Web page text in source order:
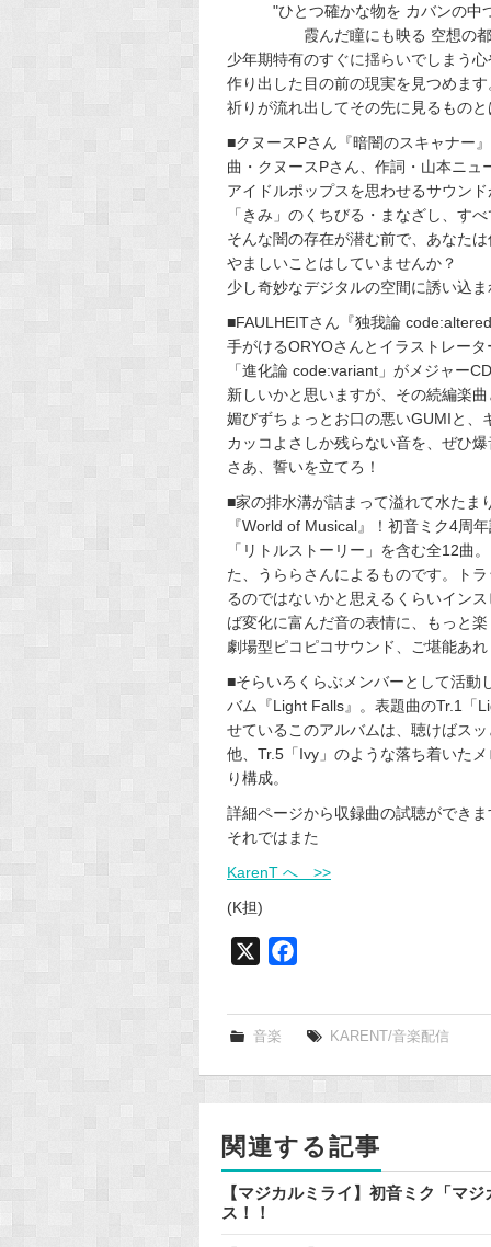
"ひとつ確かな物を カバンの中つ
霞んだ瞳にも映る 空想の都市
少年期特有のすぐに揺らいでしまう
作り出した目の前の現実を見つめます
祈りが流れ出してその先に見るものと
■クヌースPさん『暗闇のスキャナー
曲・クヌースPさん、作詞・山本ニュ
アイドルポップスを思わせるサウン
「きみ」のくちびる・まなざし、す
そんな闇の存在が潜む前で、あなた
やましいことはしていませんか？
少し奇妙なデジタルの空間に誘い込
■FAULHEITさん『独我論
手がけるORYOさんとイラストレー
「進化論 code:variant」がメジャー
新しいかと思いますが、その続編楽
媚びずちょっとお口の悪いGUMIと、
カッコよさしか残らない音を、ぜひ
さあ、誓いを立てろ！
■家の排水溝が詰まって溢れて水たま
『World of Musical』！初音ミク4周
「リトルストーリー」を含む全12曲
た、うららさんによるものです。ト
るのではないかと思えるくらいイン
ば変化に富んだ音の表情に、もっと
劇場型ピコピコサウンド、ご堪能あれ
■そらいろくらぶメンバーとして活動
バム『Light Falls』。表題曲のTr.1「
せているこのアルバムは、聴けばス
他、Tr.5「Ivy」のような落ち着いた
り構成。
詳細ページから収録曲の試聴ができ
それではまた
KarenT へ >>
(K担)
k
音楽 KARENT/音楽配信
関連する記事
【マジカルミライ】初音ミク「マ
ス！！